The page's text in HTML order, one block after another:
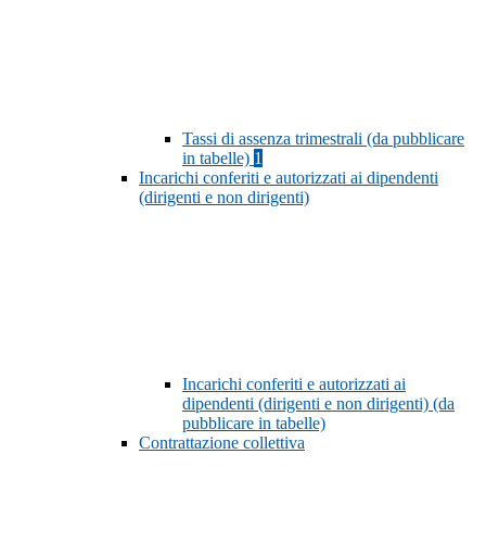
Tassi di assenza trimestrali (da pubblicare
in tabelle) 1
Incarichi conferiti e autorizzati ai dipendenti
(dirigenti e non dirigenti)
Incarichi conferiti e autorizzati ai
dipendenti (dirigenti e non dirigenti) (da
pubblicare in tabelle)
Contrattazione collettiva